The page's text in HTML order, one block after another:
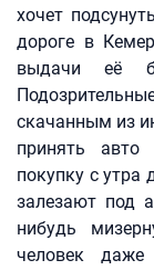
хочет
дороге в
выдачи её
скачанным из
принять
покупку с утра
залезают под
нибудь
человек